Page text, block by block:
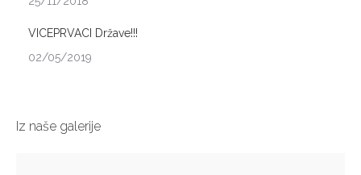
VICEPRVACI Države!!!
02/05/2019
Iz naše galerije